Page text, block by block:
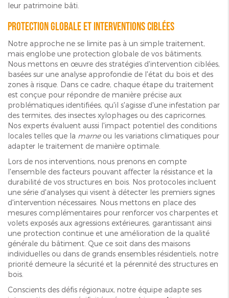
leur patrimoine bâti.
Protection globale et interventions ciblées
Notre approche ne se limite pas à un simple traitement,
mais englobe une protection globale de vos bâtiments.
Nous mettons en œuvre des stratégies d'intervention ciblées,
basées sur une analyse approfondie de l'état du bois et des
zones à risque. Dans ce cadre, chaque étape du traitement
est conçue pour répondre de manière précise aux
problématiques identifiées, qu'il s'agisse d'une infestation par
des termites, des insectes xylophages ou des capricornes.
Nos experts évaluent aussi l'impact potentiel des conditions
locales telles que la marneou les variations climatiques pour
adapter le traitement de manière optimale.
Lors de nos interventions, nous prenons en compte
l'ensemble des facteurs pouvant affecter la résistance et la
durabilité de vos structures en bois. Nos protocoles incluent
une série d'analyses qui visent à détecter les premiers signes
d'intervention nécessaires. Nous mettons en place des
mesures complémentaires pour renforcer vos charpentes et
volets exposés aux agressions extérieures, garantissant ainsi
une protection continue et une amélioration de la qualité
générale du bâtiment. Que ce soit dans des maisons
individuelles ou dans de grands ensembles résidentiels, notre
priorité demeure la sécurité et la pérennité des structures en
bois.
Conscients des défis régionaux, notre équipe adapte ses